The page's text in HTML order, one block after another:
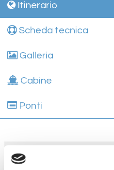
Itinerario
Scheda tecnica
Galleria
Cabine
Ponti